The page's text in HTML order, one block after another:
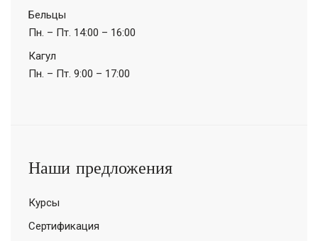
Бельцы
Пн. – Пт. 14:00 – 16:00
Кагул
Пн. – Пт. 9:00 – 17:00
Наши предложения
Курсы
Сертификация